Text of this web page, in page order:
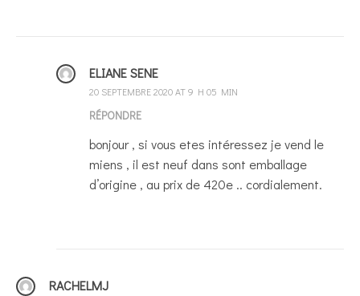
ELIANE SENE
20 SEPTEMBRE 2020 AT 9 H 05 MIN
RÉPONDRE
bonjour , si vous etes intéressez je vend le
miens , il est neuf dans sont emballage
d’origine , au prix de 420e .. cordialement.
RACHELMJ